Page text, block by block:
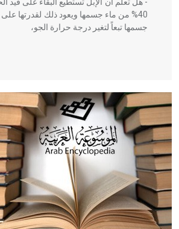
40% من ماء جسمها ويعود ذلك لقدرتها
جسمها تبعاً لتغير درجة حرارة الجو،
- هل تعلم أن أبقراط كتب في الطب
الحكم، الأدلة، تنظيم التغذية، ورسالته في
له الفضل بأنه حرر الطب من الدين والفلسفة.
- هل تعلم أن المرجان إفراز حيواني يتكون
من مادة كربونات الكلسيوم، وهو أحمر أو
أجود أنواعه، ويمتاز بكبر الحجم ويسمى الش